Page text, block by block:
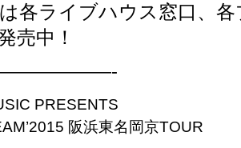
各ライブハウス窓口、
売中！
PRESENTS
阪浜東名岡京TOUR